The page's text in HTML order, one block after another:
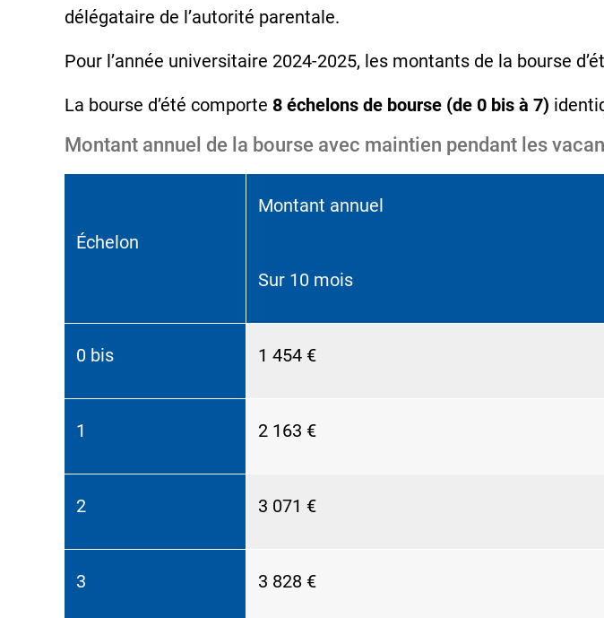
délégataire de l’autorité parentale.
Pour l’année universitaire 2024-2025, les montants de la bourse
La bourse d’été comporte 8 échelons de bourse (de 0 bis à 7)
Montant annuel de la bourse avec maintien pendant les
Échelon
Montant annuel
Sur 10 mois
0 bis 1 454 €
1 2 163 €
2 3 071 €
3 3 828 €